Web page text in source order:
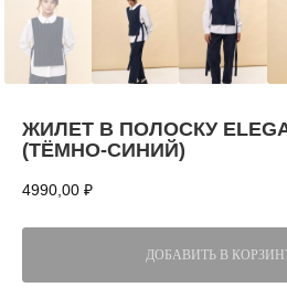
ЖИЛЕТ В ПОЛОСКУ
(ТЁМНО-СИНИЙ)
4990,00 ₽
ДОБАВИТЬ В